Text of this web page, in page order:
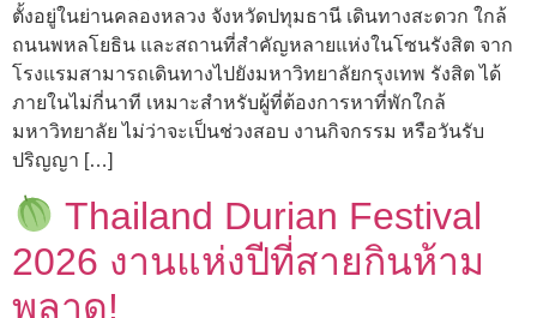
ตั้งอยู่ในย่านคลองหลวง จังหวัดปทุมธานี เดินทางสะดวก ใกล้
ถนนพหลโยธิน และสถานที่สำคัญหลายแห่งในโซนรังสิต จาก
โรงแรมสามารถเดินทางไปยังมหาวิทยาลัยกรุงเทพ รังสิต ได้
ภายในไม่กี่นาที เหมาะสำหรับผู้ที่ต้องการหาที่พักใกล้
มหาวิทยาลัย ไม่ว่าจะเป็นช่วงสอบ งานกิจกรรม หรือวันรับ
ปริญญา […]
Thailand Durian Festival
2026 งานแห่งปีที่สายกินห้าม
พลาด!